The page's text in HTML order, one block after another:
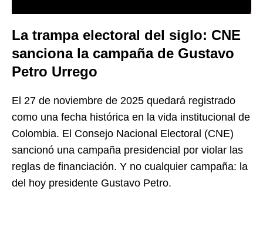
La trampa electoral del siglo: CNE
sanciona la campaña de Gustavo
Petro Urrego
El 27 de noviembre de 2025 quedará registrado
como una fecha histórica en la vida institucional de
Colombia. El Consejo Nacional Electoral (CNE)
sancionó una campaña presidencial por violar las
reglas de financiación. Y no cualquier campaña: la
del hoy presidente Gustavo Petro.